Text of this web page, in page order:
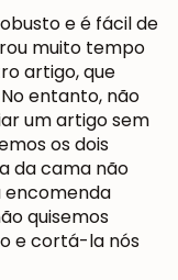
e é fácil de
muito tempo
artigo, que
entanto, não
um artigo sem
os dois
da cama não
encomenda
quisemos
e cortá-la nós